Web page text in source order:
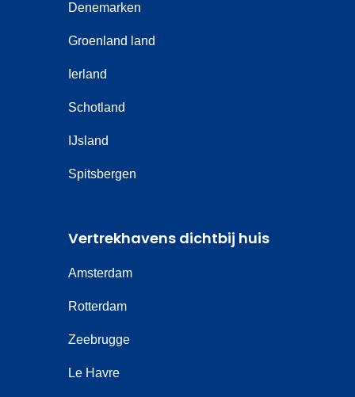
Denemarken
Groenland land
Ierland
Schotland
IJsland
Spitsbergen
Vertrekhavens dichtbij huis
Amsterdam
Rotterdam
Zeebrugge
Le Havre